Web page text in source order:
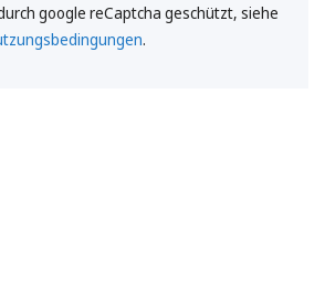
google reCaptcha geschützt, siehe
.